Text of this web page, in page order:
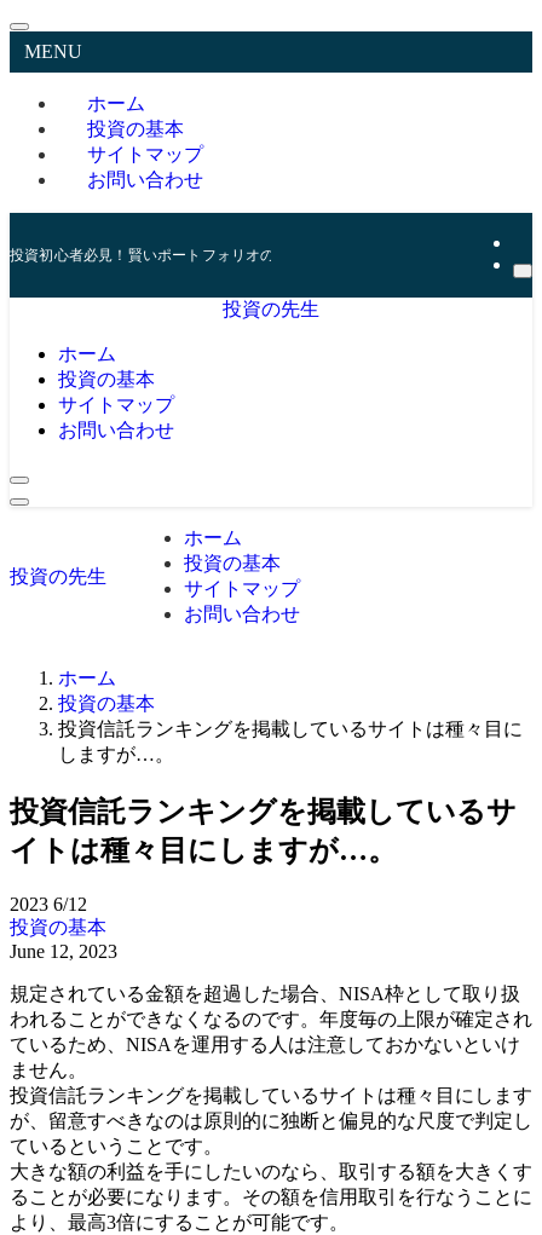
MENU
ホーム
投資の基本
サイトマップ
お問い合わせ
投資初心者必見！賢いポートフォリオの組み方とリスク管理の秘訣
投資の先生
ホーム
投資の基本
サイトマップ
お問い合わせ
投資の先生
ホーム
投資の基本
サイトマップ
お問い合わせ
ホーム
投資の基本
投資信託ランキングを掲載しているサイトは種々目に
しますが…。
投資信託ランキングを掲載しているサ
イトは種々目にしますが…。
2023 6/12
投資の基本
June 12, 2023
規定されている金額を超過した場合、NISA枠として取り扱
われることができなくなるのです。年度毎の上限が確定され
ているため、NISAを運用する人は注意しておかないといけ
ません。
投資信託ランキングを掲載しているサイトは種々目にします
が、留意すべきなのは原則的に独断と偏見的な尺度で判定し
ているということです。
大きな額の利益を手にしたいのなら、取引する額を大きくす
ることが必要になります。その額を信用取引を行なうことに
より、最高3倍にすることが可能です。